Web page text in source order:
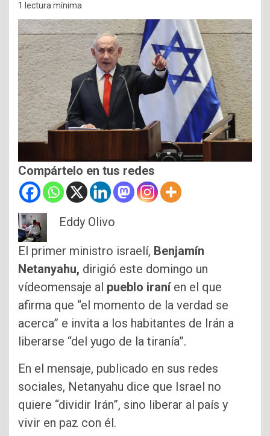
1 lectura mínima
Compártelo en tus redes
Eddy Olivo
El primer ministro israelí, Benjamín
Netanyahu, dirigió este domingo un
vídeomensaje al pueblo iraníen el que
afirma que “el momento de la verdad se
acerca” e invita a los habitantes de Irán a
liberarse “del yugo de la tiranía”.
En el mensaje, publicado en sus redes
sociales, Netanyahu dice que Israel no
quiere “dividir Irán”, sino liberar al país y
vivir en paz con él.